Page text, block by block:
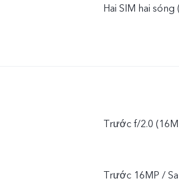
Hai SIM hai sóng
Trước f/2.0
Trước 16MP /